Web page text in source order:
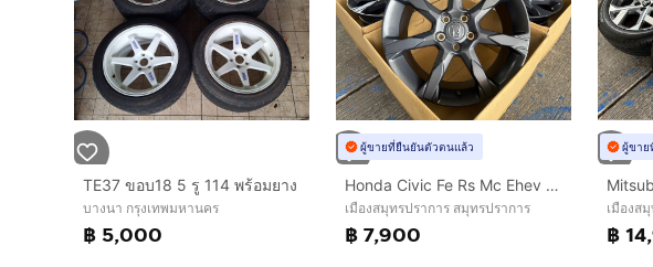
TE37 ขอบ18 5 รู 114 พร้อมยาง
บางนา กรุงเทพมหานคร
฿ 5,000
ผู้ขายที่ยืนยันตัวตนแล้ว
Honda Civic Fe Rs Mc Ehev ขอบ 18 Top 💢
เมืองสมุทรปราการ สมุทรปราการ
฿ 7,900
ผู้ขาย
เมืองส
฿